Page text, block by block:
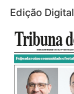
Edição Digital